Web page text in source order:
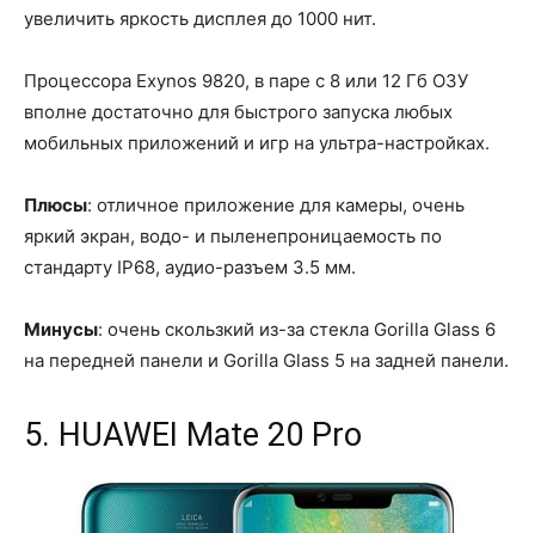
увеличить яркость дисплея до 1000 нит.
Процессора Exynos 9820, в паре с 8 или 12 Гб ОЗУ
вполне достаточно для быстрого запуска любых
мобильных приложений и игр на ультра-настройках.
Плюсы: отличное приложение для камеры, очень
яркий экран, водо- и пыленепроницаемость по
стандарту IP68, аудио-разъем 3.5 мм.
Минусы: очень скользкий из-за стекла Gorilla Glass 6
на передней панели и Gorilla Glass 5 на задней панели.
5. HUAWEI Mate 20 Pro